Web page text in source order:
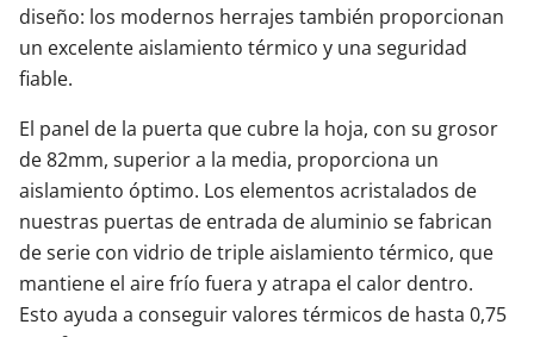
diseño: los modernos herrajes también proporcionan
un excelente aislamiento térmico y una seguridad
fiable.
El panel de la puerta que cubre la hoja, con su grosor
de 82mm, superior a la media, proporciona un
aislamiento óptimo. Los elementos acristalados de
nuestras puertas de entrada de aluminio se fabrican
de serie con vidrio de triple aislamiento térmico, que
mantiene el aire frío fuera y atrapa el calor dentro.
Esto ayuda a conseguir valores térmicos de hasta 0,75